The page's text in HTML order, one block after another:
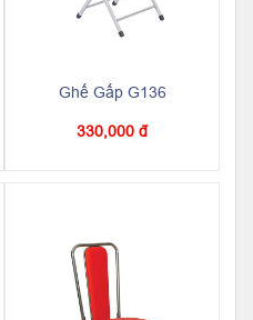
Ghế Gấp G136
330,000 đ